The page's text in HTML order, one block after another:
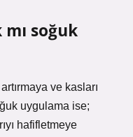
mı soğuk
ve kasları
uygulama ise;
hafifletmeye